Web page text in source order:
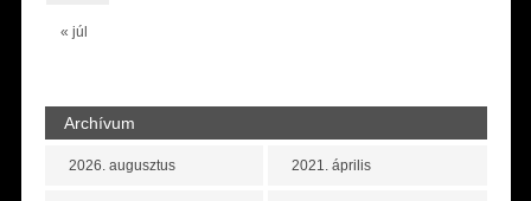
« júl
Archívum
2026. augusztus 2021. április